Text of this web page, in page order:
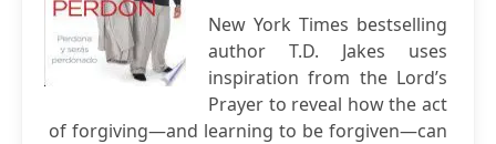
New York Times bestselling
author T.D. Jakes uses
inspiration from the Lord’s
Prayer to reveal how the act
of forgiving—and learning to be forgiven—can